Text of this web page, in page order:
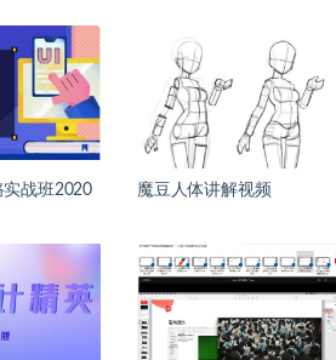
实战班2020
魔豆人体讲解视频